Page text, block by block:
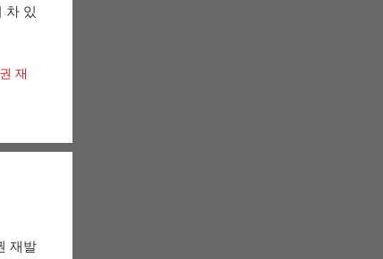
차 있
재
재발